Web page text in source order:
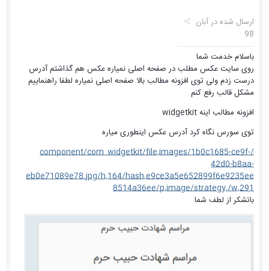
ارسال شده درآبان
98
باسلام خدمت شما
روی سایت عکس مطلب در صفحه اصلی نمیاره عکس هم گذاشتم آدرس
درست زدم ولی توی افزونه مطالب بالا صفحه اصلی نمیاره لطفا راهنماییم
مشکل قالب رفع کنم
افزونه مطالب اینه widgetkit
توی سورس نگاه کرد آدرس عکس اینطوری میاره
/component/com_widgetkit/file,images/1b0c1685-ce9f-
42d0-b8aa-
eb0e71089e78.jpg/h,164/hash,e9ce3a5e652899f6e9235ee
8514a36ee/p,image/strategy,/w,291
باتشکر از لطف شما